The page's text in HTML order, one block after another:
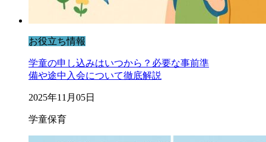
お役立ち情報
学童の申し込みはいつから？必要な事前準
備や途中入会について徹底解説
2025年11月05日
学童保育